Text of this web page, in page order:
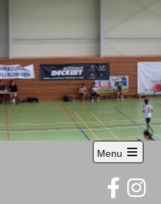
Menu
Open
the
main
menu